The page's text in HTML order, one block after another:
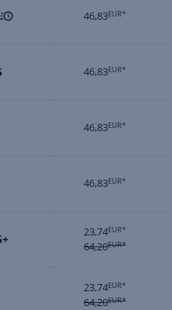
46,83EUR*
46,83EUR*
46,83EUR*
46,83EUR*
23,74EUR*
64,20EUR*
23,74EUR*
64,20EUR*